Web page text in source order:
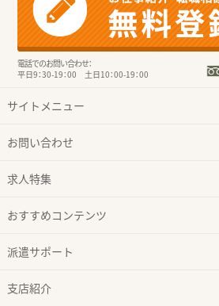
電話でのお問い合わせ：
平日9：30-19：00 土日10：00-19：00
サイトメニュー
お問い合わせ
求人特集
おすすめコンテンツ
派遣サポート
支店紹介